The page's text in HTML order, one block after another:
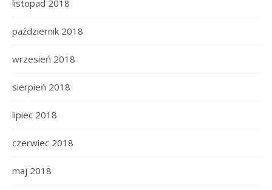
listopad 2018
październik 2018
wrzesień 2018
sierpień 2018
lipiec 2018
czerwiec 2018
maj 2018